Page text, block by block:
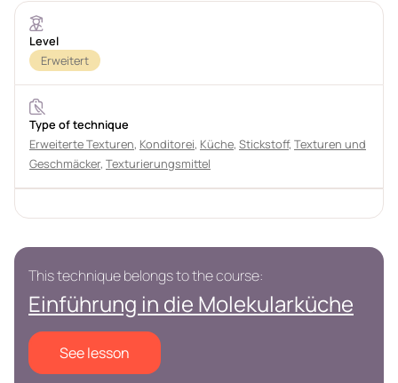
Level
Erweitert
Type of technique
Erweiterte Texturen, Konditorei, Küche, Stickstoff, Texturen und
Geschmäcker, Texturierungsmittel
This technique belongs to the course:
Einführung in die Molekularküche
See lesson